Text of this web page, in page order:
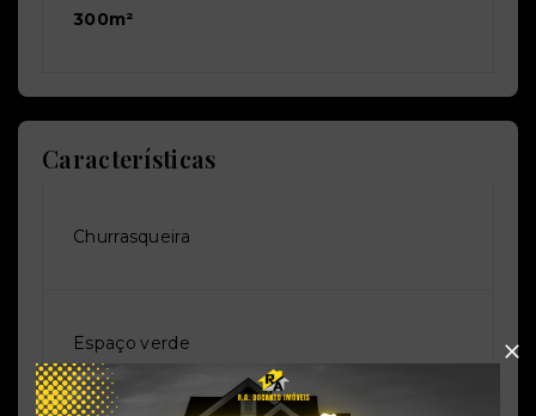
300m²
Características
Churrasqueira
Espaço verde